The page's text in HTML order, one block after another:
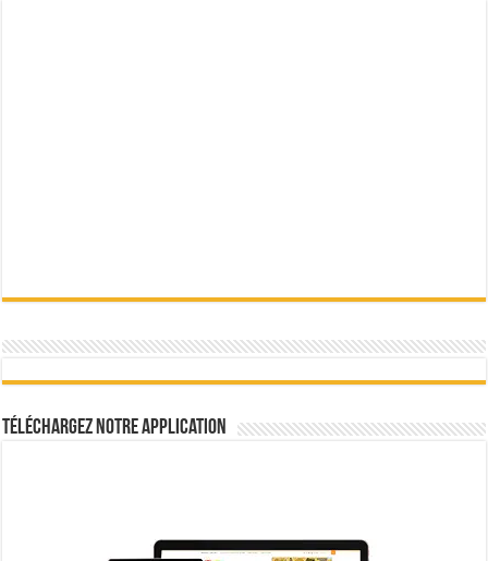
Téléchargez notre Application